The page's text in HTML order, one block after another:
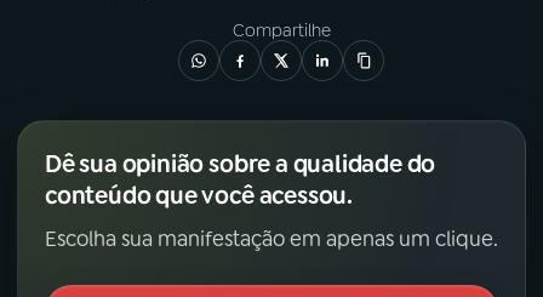
Compartilhe
Dê sua opinião sobre a qualidade do
conteúdo que você acessou.
Escolha sua manifestação em apenas um clique.